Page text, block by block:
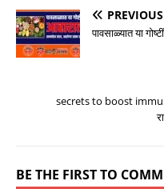
PREVIOUS
पावसाळ्यात या
secrets to boost
BE THE FIRST TO